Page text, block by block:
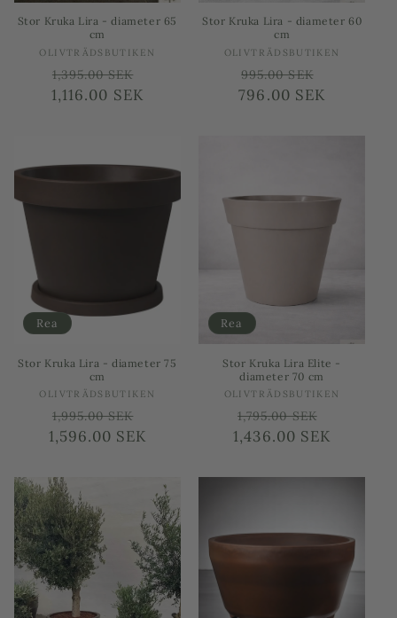
Stor Kruka Lira - diameter 65
cm
Säljare:
OLIVTRÄDSBUTIKEN
Ordinarie
pris
1,395.00 SEK
Försäljningspris
1,116.00 SEK
Stor Kruka Lira - diameter 60
cm
Säljare:
OLIVTRÄDSBUTIKEN
Ordinarie
pris
995.00 SEK
796.00 SEK
Rea
Stor Kruka Lira - diameter 75
cm
Säljare:
OLIVTRÄDSBUTIKEN
Ordinarie
pris
1,995.00 SEK
Försäljningspris
1,596.00 SEK
Rea
Stor Kruka Lira Elite -
diameter 70 cm
Säljare:
OLIVTRÄDSBUTIKEN
Ordinarie
pris
1,795.00 SEK
1,436.00 SEK